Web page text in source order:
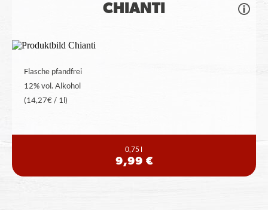
CHIANTI
Flasche pfandfrei
12% vol. Alkohol
(14,27€ / 1l)
0,75 l
9,99 €